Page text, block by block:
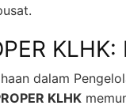
dalam
KLHK